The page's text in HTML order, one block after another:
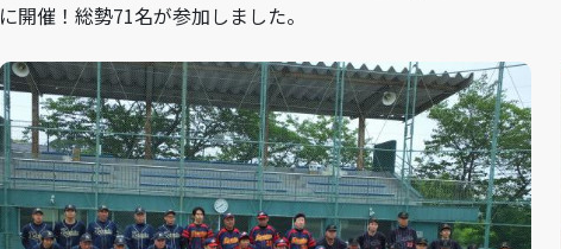
に開催！総勢71名が参加しました。